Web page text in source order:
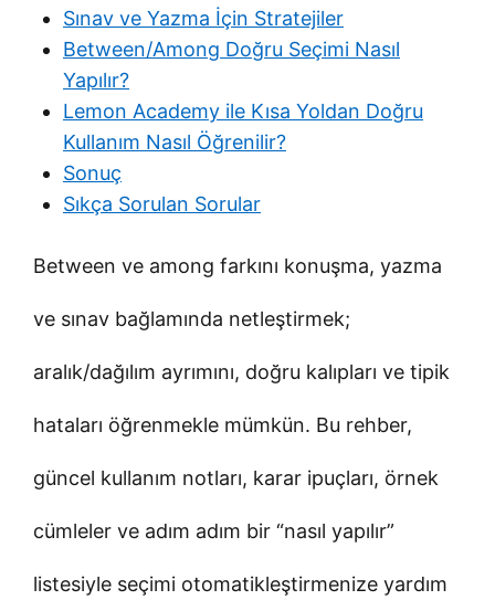
Sınav ve Yazma İçin Stratejiler
Between/Among Doğru Seçimi Nasıl
Yapılır?
Lemon Academy ile Kısa Yoldan Doğru
Kullanım Nasıl Öğrenilir?
Sonuç
Sıkça Sorulan Sorular
Between ve among farkını konuşma, yazma
ve sınav bağlamında netleştirmek;
aralık/dağılım ayrımını, doğru kalıpları ve tipik
hataları öğrenmekle mümkün. Bu rehber,
güncel kullanım notları, karar ipuçları, örnek
cümleler ve adım adım bir “nasıl yapılır”
listesiyle seçimi otomatikleştirmenize yardım